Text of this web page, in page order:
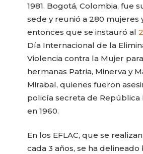
1981. Bogotá, Colombia, fue
sede y reunió a 280 mujeres
entonces que se instauró al
Día Internacional de la
Violencia contra la Mujer
hermanas Patria, Minerva y
Mirabal, quienes fueron
policía secreta de República
en 1960.
En los EFLAC, que se
cada 3 años, se ha